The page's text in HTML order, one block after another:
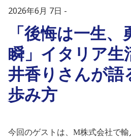
2026年6月 7日
「後悔は一生
瞬」イタリア生
井香りさんが語
歩み方
今回のゲストは、 M株式会社で